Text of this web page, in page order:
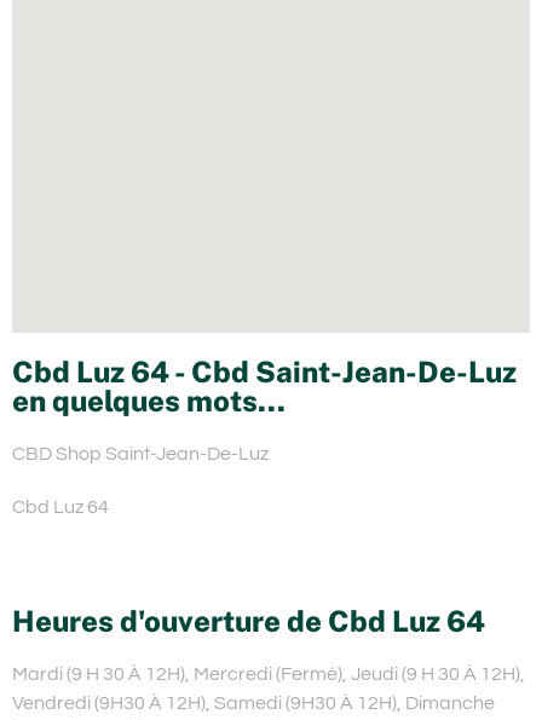
Cbd Luz 64 - Cbd Saint-Jean-De-Luz
en quelques mots...
CBD Shop Saint-Jean-De-Luz
Cbd Luz 64
Heures d'ouverture de Cbd Luz 64
Mardi (9 H 30 À 12H), Mercredi (Fermé), Jeudi (9 H 30 À 12H),
Vendredi (9H30 À 12H), Samedi (9H30 À 12H), Dimanche